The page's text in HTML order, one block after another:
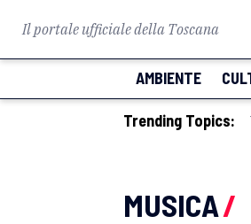
Il portale ufficiale della Toscana
AMBIENTE
Trending Topics:
MUSICA/